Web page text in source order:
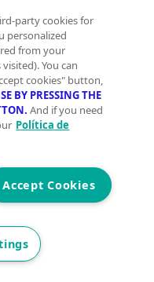
para quienes
y comodidad en el
para construir
party cookies for
personalized
from your
You can
cookies" button,
BY PRESSING THE
And if you need
Política de
Accept Cookies